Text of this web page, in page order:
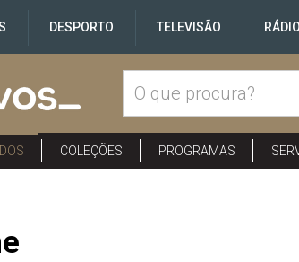
DESPORTO TELEVISÃO RÁDIO
COLEÇÕES PROGRAMAS